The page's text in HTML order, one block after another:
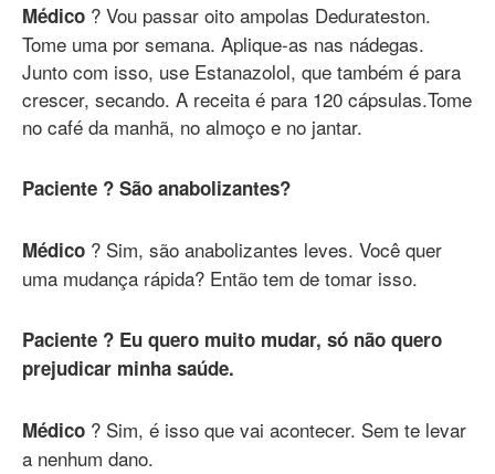
Médico ? Vou passar oito ampolas Dedurateston.
Tome uma por semana. Aplique-as nas nádegas.
Junto com isso, use Estanazolol, que também é para
crescer, secando. A receita é para 120 cápsulas.Tome
no café da manhã, no almoço e no jantar.
Paciente ? São anabolizantes?
Médico ? Sim, são anabolizantes leves. Você quer
uma mudança rápida? Então tem de tomar isso.
Paciente ? Eu quero muito mudar, só não quero
prejudicar minha saúde.
Médico ? Sim, é isso que vai acontecer. Sem te levar
a nenhum dano.